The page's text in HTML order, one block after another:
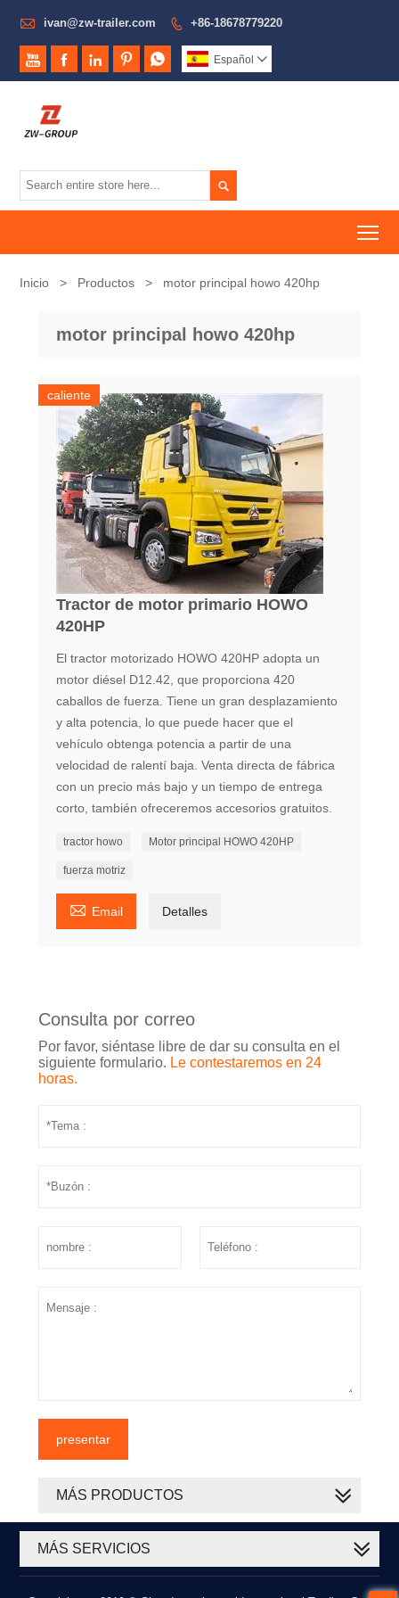
 ivan@zw-trailer.com  +86-18678779220
     Español 

Inicio > Productos > motor principal howo 420hp
motor principal howo 420hp
caliente
Tractor de motor primario HOWO
420HP
El tractor motorizado HOWO 420HP adopta un
motor diésel D12.42, que proporciona 420
caballos de fuerza. Tiene un gran desplazamiento
y alta potencia, lo que puede hacer que el
vehículo obtenga potencia a partir de una
velocidad de ralentí baja. Venta directa de fábrica
con un precio más bajo y un tiempo de entrega
corto, también ofreceremos accesorios gratuitos.
tractor howo Motor principal HOWO 420HP
fuerza motriz
 Email Detalles
Consulta por correo
Por favor, siéntase libre de dar su consulta en el
siguiente formulario. Le contestaremos en 24
horas.
presentar
MÁS PRODUCTOS
MÁS SERVICIOS